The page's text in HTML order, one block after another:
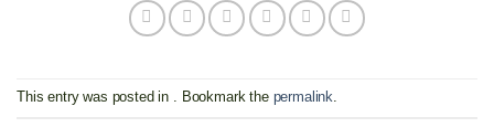
This entry was posted in . Bookmark the permalink